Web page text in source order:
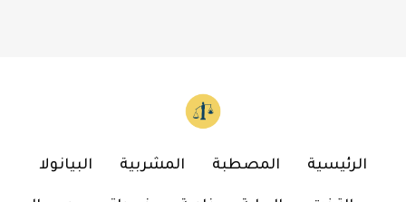
الرئيسية المصطبة المشربية البيانولا